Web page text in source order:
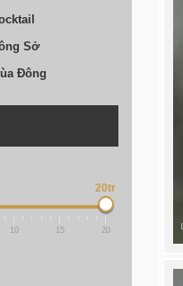
Sở
Đông
20tr
10 15 20